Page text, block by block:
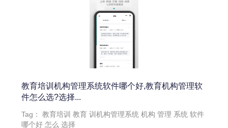
教育培训机构管理系统软件哪个好,教育机构管理软
件怎么选?选择...
Tag：教育培训 教育 训机构管理系统 机构 管理 系统 软件
哪个好 怎么 选择